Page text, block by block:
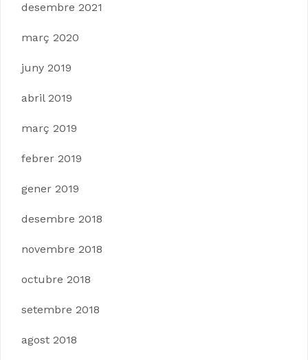
desembre 2021
març 2020
juny 2019
abril 2019
març 2019
febrer 2019
gener 2019
desembre 2018
novembre 2018
octubre 2018
setembre 2018
agost 2018